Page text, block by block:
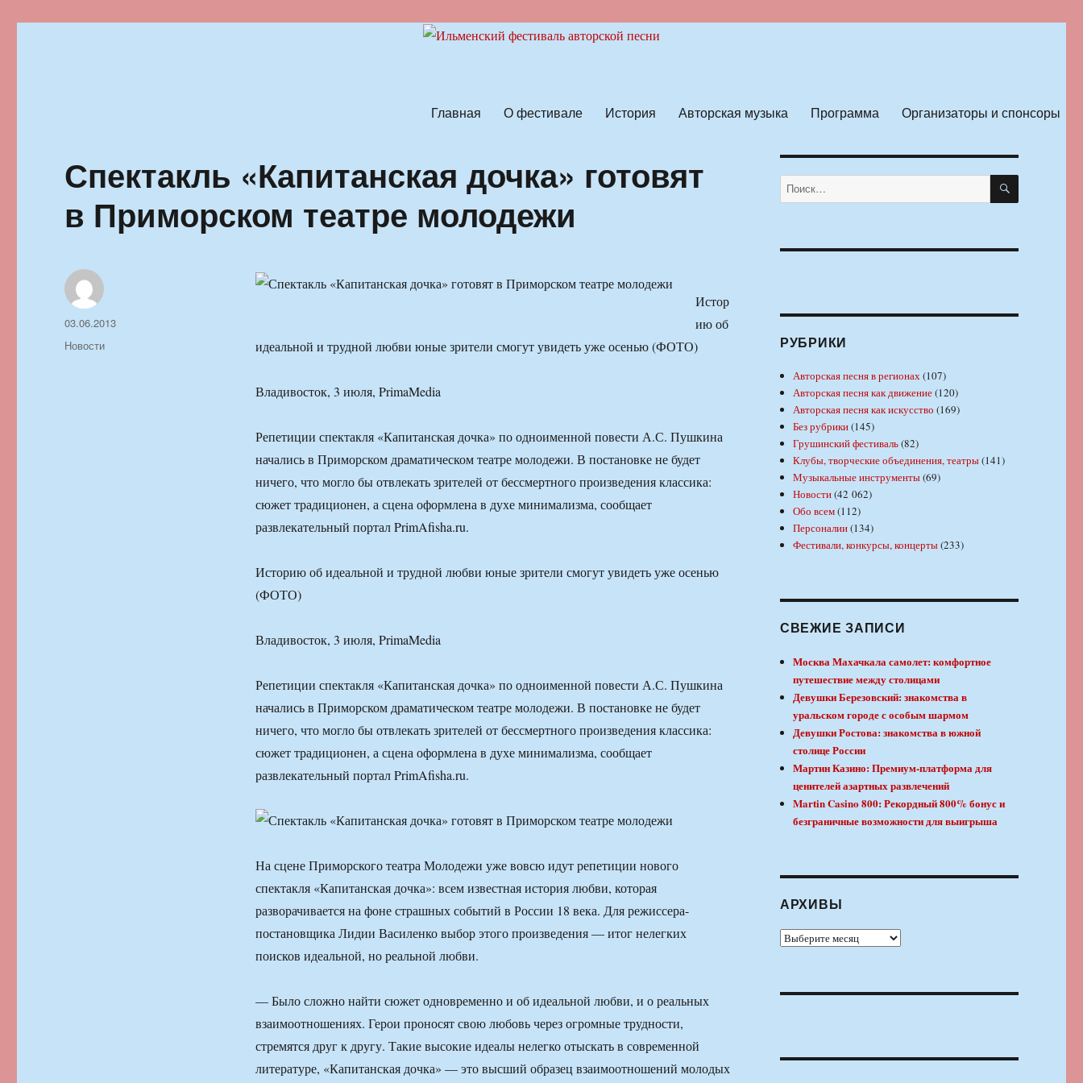
Главная О фестивале История Авторская музыка Программа Организаторы и спонсоры
Спектакль «Капитанская дочка» готовят
в Приморском театре молодежи
Истор
ию об
идеальной и трудной любви юные зрители смогут увидеть уже осенью (ФОТО)
Владивосток, 3 июля, PrimaMedia
Репетиции спектакля «Капитанская дочка» по одноименной повести А.С. Пушкина
начались в Приморском драматическом театре молодежи. В постановке не будет
ничего, что могло бы отвлекать зрителей от бессмертного произведения классика:
сюжет традиционен, а сцена оформлена в духе минимализма, сообщает
развлекательный портал PrimAfisha.ru.
Историю об идеальной и трудной любви юные зрители смогут увидеть уже осенью
(ФОТО)
Владивосток, 3 июля, PrimaMedia
Репетиции спектакля «Капитанская дочка» по одноименной повести А.С. Пушкина
начались в Приморском драматическом театре молодежи. В постановке не будет
ничего, что могло бы отвлекать зрителей от бессмертного произведения классика:
сюжет традиционен, а сцена оформлена в духе минимализма, сообщает
развлекательный портал PrimAfisha.ru.
На сцене Приморского театра Молодежи уже вовсю идут репетиции нового
спектакля «Капитанская дочка»: всем известная история любви, которая
разворачивается на фоне страшных событий в России 18 века. Для режиссера-
постановщика Лидии Василенко выбор этого произведения — итог нелегких
поисков идеальной, но реальной любви.
— Было сложно найти сюжет одновременно и об идеальной любви, и о реальных
взаимоотношениях. Герои проносят свою любовь через огромные трудности,
стремятся друг к другу. Такие высокие идеалы нелегко отыскать в современной
литературе, «Капитанская дочка» — это высший образец взаимоотношений молодых
Автор
Опубликовано
03.06.2013
Рубрики
Новости
Искать: ПОИСК
РУБРИКИ
Авторская песня в регионах(107)
Авторская песня как движение(120)
Авторская песня как искусство (169)
Без рубрики(145)
Грушинский фестиваль(82)
Клубы, творческие объединения, театры(141)
Музыкальные инструменты(69)
Новости(42 062)
Обо всем(112)
Персоналии(134)
Фестивали, конкурсы, концерты(233)
СВЕЖИЕ ЗАПИСИ
Москва Махачкала самолет: комфортное
путешествие между столицами
Девушки Березовский: знакомства в
уральском городе с особым шармом
Девушки Ростова: знакомства в южной
столице России
Мартин Казино: Премиум-платформа для
ценителей азартных развлечений
Martin Casino 800: Рекордный 800% бонус и
безграничные возможности для выигрыша
АРХИВЫ
Архивы